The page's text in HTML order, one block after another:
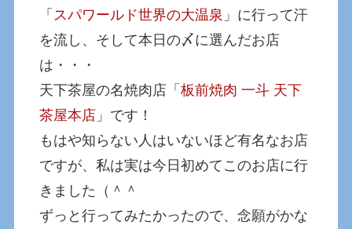
「 スパワールド世界の大温泉 」に行って汗
を流し、そして本日の〆に選んだお店
は・・・
天下茶屋の名焼肉店「板前焼肉 一斗 天下
茶屋本店 」です！
もはや知らない人はいないほど有名なお店
ですが、私は実は今日初めてこのお店に行
きました（＾＾
ずっと行ってみたかったので、念願がかな